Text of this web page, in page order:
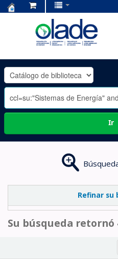
OLADE
-
Ir
Refinar su
Su búsqueda retornó